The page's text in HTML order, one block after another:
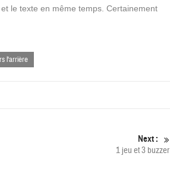
le texte en même temps. Certainement
l'arrière
Next :
1 jeu et 3 buzzer